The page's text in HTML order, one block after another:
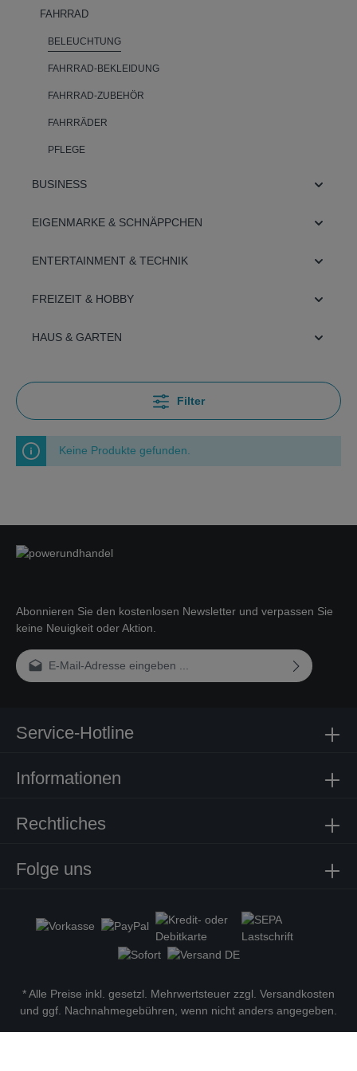
FAHRRAD
BELEUCHTUNG
FAHRRAD-BEKLEIDUNG
FAHRRAD-ZUBEHÖR
FAHRRÄDER
PFLEGE
BUSINESS
EIGENMARKE & SCHNÄPPCHEN
ENTERTAINMENT & TECHNIK
FREIZEIT & HOBBY
HAUS & GARTEN
Filter
Keine Produkte gefunden.
Abonnieren Sie den kostenlosen Newsletter und verpassen Sie
keine Neuigkeit oder Aktion.
E-Mail-Adresse*
Folge uns
Service-Hotline
Informationen
Rechtliches
* Alle Preise inkl. gesetzl. Mehrwertsteuer zzgl. Versandkosten
und ggf. Nachnahmegebühren, wenn nicht anders angegeben.